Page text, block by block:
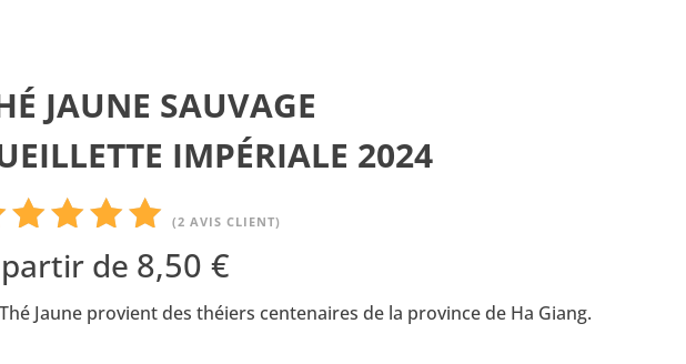
JAUNE SAUVAGE
IMPÉRIALE 2024
5.00
5
(2 AVIS CLIENT)
de 8,50 €
Jaune provient des théiers centenaires de la province de Ha Giang.